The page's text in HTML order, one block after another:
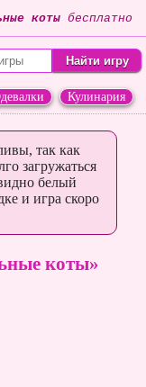
коты бесплатно
Кулинария
так как
загружаться
белый
и игра скоро
коты»